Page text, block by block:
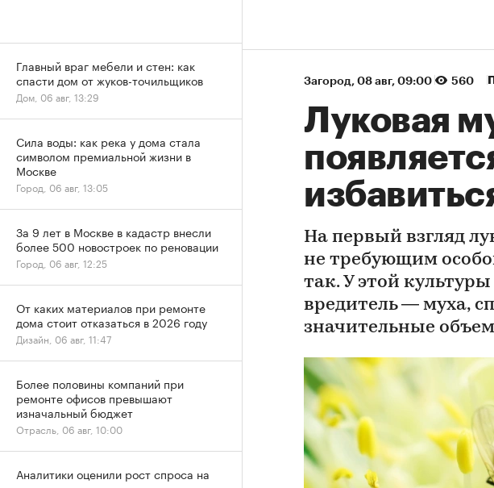
Загород⁠, 08 авг, 09:00 560
Луковая
На первый взгляд
не требующим
так. У этой
вредитель — муха,
значительные
Главный враг мебели и стен: как
спасти дом от жуков-точильщиков
Дом, 06 авг, 13:29
Сила воды: как река у дома стала
символом премиальной жизни в
Москве
Город, 06 авг, 13:05
За 9 лет в Москве в кадастр внесли
более 500 новостроек по реновации
Город, 06 авг, 12:25
От каких материалов при ремонте
дома стоит отказаться в 2026 году
Дизайн, 06 авг, 11:47
Более половины компаний при
ремонте офисов превышают
изначальный бюджет
Отрасль, 06 авг, 10:00
Аналитики оценили рост спроса на